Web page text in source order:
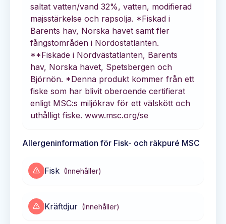
saltat vatten/vand 32%, vatten, modifierad
majsstärkelse och rapsolja. *Fiskad i
Barents hav, Norska havet samt fler
fångstområden i Nordostatlanten.
**Fiskade i Nordvästatlanten, Barents
hav, Norska havet, Spetsbergen och
Björnön. *Denna produkt kommer från ett
fiske som har blivit oberoende certifierat
enligt MSC:s miljökrav för ett välskött och
uthålligt fiske. www.msc.org/se
Allergeninformation för Fisk- och räkpuré MSC
Fisk (Innehåller)
Kräftdjur (Innehåller)